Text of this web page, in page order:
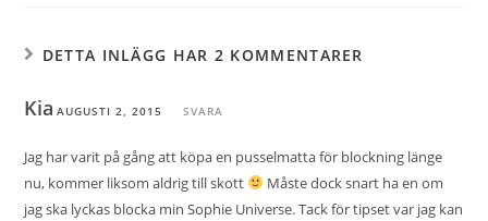
DETTA INLÄGG HAR 2 KOMMENTARER
Kia AUGUSTI 2, 2015 SVARA
Jag har varit på gång att köpa en pusselmatta för blockning länge
nu, kommer liksom aldrig till skott
Måste dock snart ha en om
jag ska lyckas blocka min Sophie Universe. Tack för tipset var jag kan